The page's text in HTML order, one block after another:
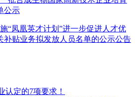
公示
“凤凰英才计划”进一步促进人才优
补贴业务拟发放人员名单的公示公告
认定的7项要求！